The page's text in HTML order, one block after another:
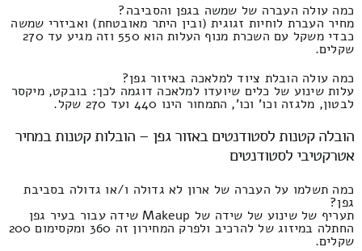
כמה עולה העברה של שמשה בגפן והסביבה?
מחיר העברת לוחיות זגוגית (ובין היתר מאובטחת) ואביזרי שמשה
כבדי משקל עם השכרת מנוף העלות הוא 550 וזה מגיע עד 270
שקלים.
כמה עולה הובלת ציוד למלאכה באיזור גפן?
עלות שינוע של כלים שיועדו למלאכה דוגמה לכך: בובקט, מיקסר
לבטון, מלגזה וכו' וכו', התמחור הינו 440 ועד 270 שקל.
הובלה קטנות לסטודנטים באזור גפן – הובלות קטנות במחיר
אטרקטיבי לסטודנטים
כמה תשלמו על העברה של ארון לא גדולה ו/או גדולה בסביבת
גפן?
תעריף של שינוע של שידה של Makeup שידה עבור בעיר גפן
החתלה במיזוג של להרכיב ולפרק המחירון זה 360 ומקסימום 200
שקלים.